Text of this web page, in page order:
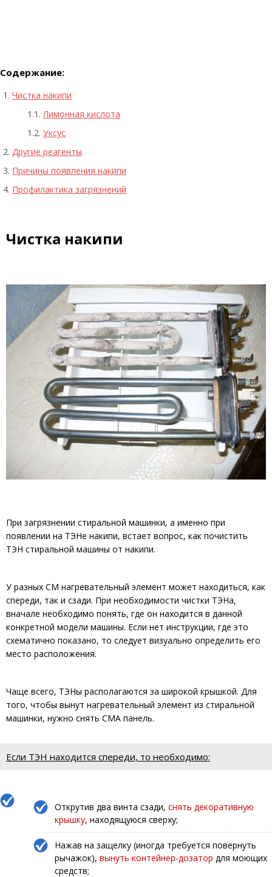
Содержание:
Чистка накипи
Лимонная кислота
Уксус
Другие реагенты
Причины появления накипи
Профилактика загрязнений
Чистка накипи
При загрязнении стиральной машинки, а именно при
появлении на ТЭНе накипи, встает вопрос, как почистить
ТЭН стиральной машины от накипи.
У разных СМ нагревательный элемент может находиться, как
спереди, так и сзади. При необходимости чистки ТЭНа,
вначале необходимо понять, где он находится в данной
конкретной модели машины. Если нет инструкции, где это
схематично показано, то следует визуально определить его
место расположения.
Чаще всего, ТЭНы располагаются за широкой крышкой. Для
того, чтобы вынут нагревательный элемент из стиральной
машинки, нужно снять СМА панель.
Если ТЭН находится спереди, то необходимо:
Открутив два винта сзади, снять декоративную
крышку, находящуюся сверху;
Нажав на защелку (иногда требуется повернуть
рычажок), вынуть контейнер-дозатор для моющих
средств;